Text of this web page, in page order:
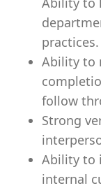
practices.
Ability to
follow
Strong
Ability to
internal